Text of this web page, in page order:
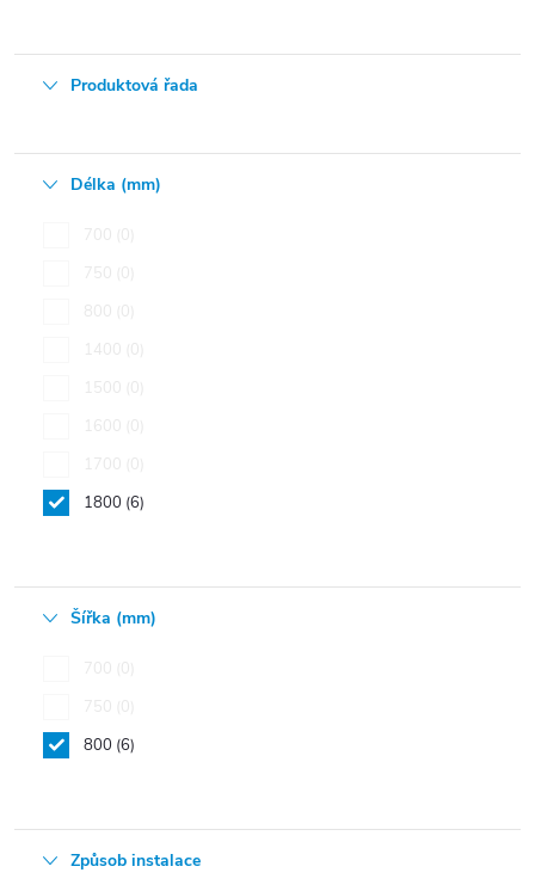
Produktová řada
Délka (mm)
700
0
750
0
800
0
1400
0
1500
0
1600
0
1700
0
1800 6
Šířka (mm)
700
0
750
0
800 6
Způsob instalace